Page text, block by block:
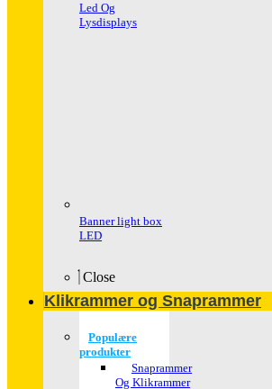
Led Og
Lysdisplays
Banner light box
LED
Close
Klikrammer og Snaprammer
Populære
produkter
Snaprammer
Og Klikrammer